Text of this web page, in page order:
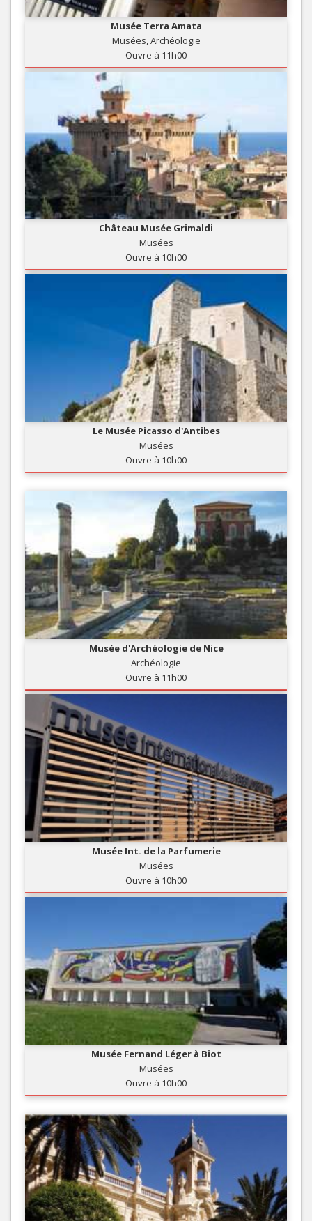
Musée Terra Amata
Musées, Archéologie
Ouvre à 11h00
Château Musée Grimaldi
Musées
Ouvre à 10h00
Le Musée Picasso d'Antibes
Musées
Ouvre à 10h00
Musée d'Archéologie de Nice
Archéologie
Ouvre à 11h00
Musée Int. de la Parfumerie
Musées
Ouvre à 10h00
Musée Fernand Léger à Biot
Musées
Ouvre à 10h00